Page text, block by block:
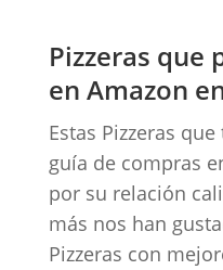
Pizzeras que
en Amazon
Estas Pizzeras
guía de compras
por su relación
más nos han
Pizzeras con